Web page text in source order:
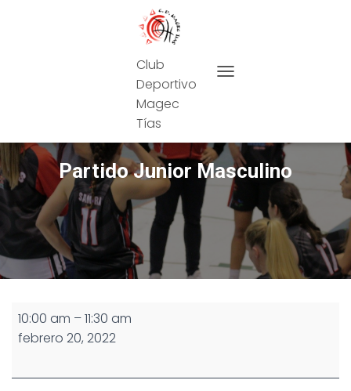
Club
Deportivo
Magec
Tías
Partido Junior Masculino
Partido
Junior
10:00 am –11:30 am
febrero 20, 2022